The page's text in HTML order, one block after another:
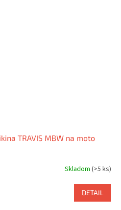
TRAVIS MBW na moto
Skladom (>5 ks)
DETAIL